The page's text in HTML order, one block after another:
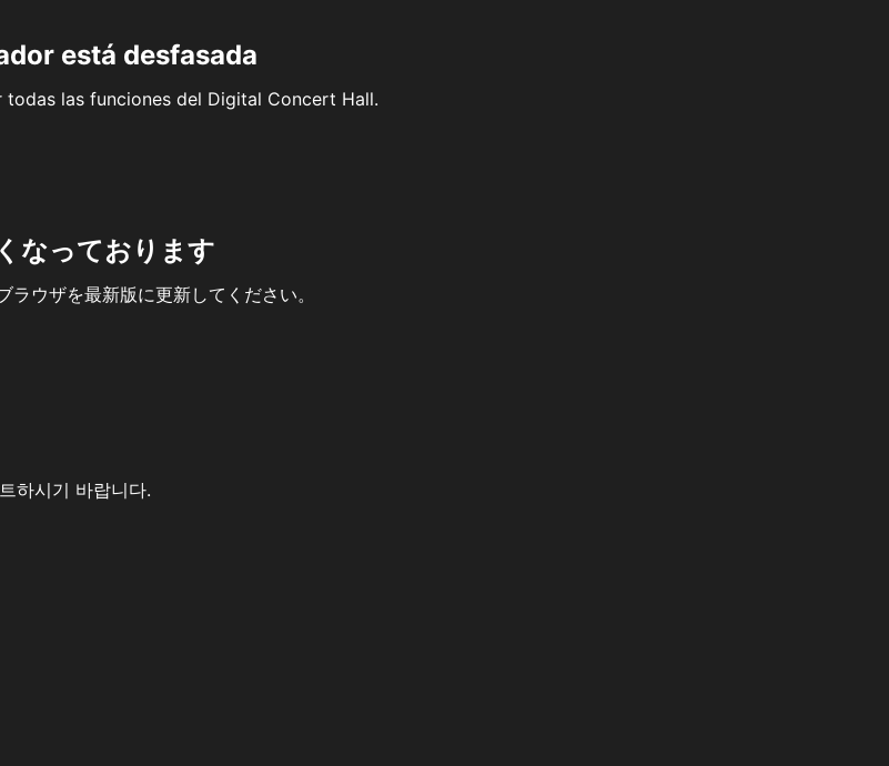
está desfasada
las funciones del Digital Concert Hall.
なっております
ウザを最新版に更新してください。
하시기 바랍니다.